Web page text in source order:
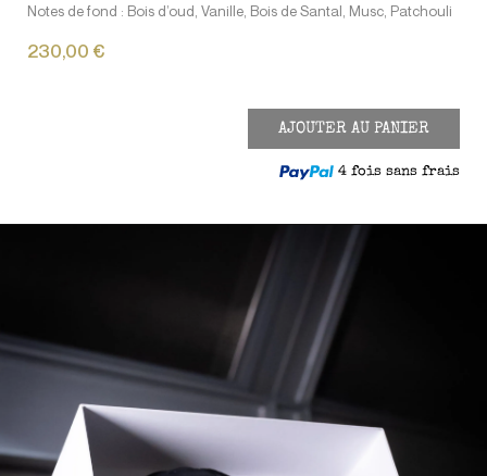
Notes de fond : Bois d’oud, Vanille, Bois de Santal, Musc, Patchouli
230,00 €
AJOUTER AU PANIER
4 fois sans frais